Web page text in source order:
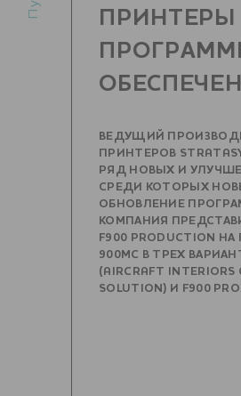
ПРИНТЕРЫ
ВЕДУЩИЙ
ПРИНТЕРОВ
РЯД НОВЫХ И
СРЕДИ КОТОРЫХ
ОБНОВЛЕНИЕ
КОМПАНИЯ
F900 PRODUCTION
900MC В ТРЕХ
(AIRCRAFT INTERIORS
SOLUTION) И F900